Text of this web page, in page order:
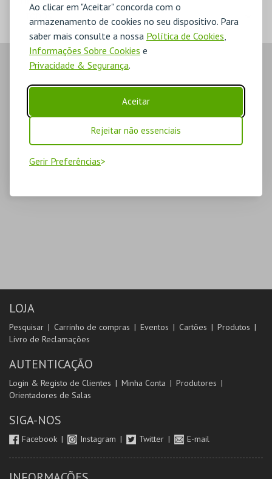
Ao clicar em "Aceitar" concorda com o
armazenamento de cookies no seu dispositivo. Para
saber mais consulte a nossa Política de Cookies,
Informações Sobre Cookies e
Privacidade & Segurança.
Aceitar
Rejeitar não essenciais
Gerir Preferências
LOJA
Pesquisar Carrinho de compras Eventos Cartões
Produtos
Livro de Reclamações
AUTENTICAÇÃO
Login & Registo de Clientes Minha Conta
Produtores
Orientadores de Salas
SIGA-NOS
Facebook Instagram Twitter E-mail